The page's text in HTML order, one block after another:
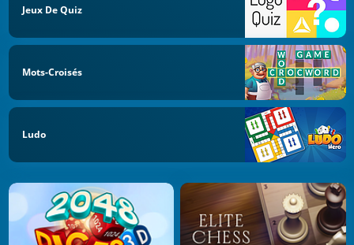
Jeux De Quiz
Mots-Croisés
Ludo